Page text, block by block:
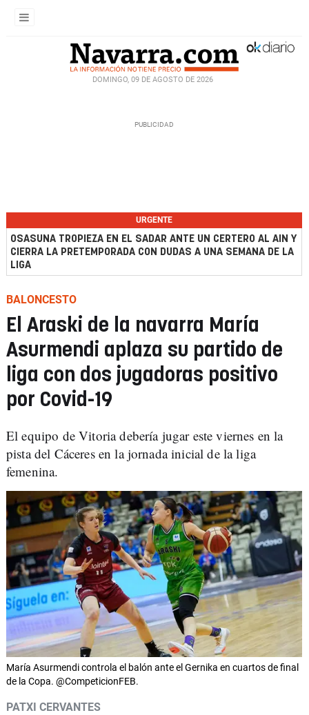
DOMINGO, 09 DE AGOSTO DE 2026
URGENTE
OSASUNA TROPIEZA EN EL SADAR ANTE UN CERTERO AL AIN Y
CIERRA LA PRETEMPORADA CON DUDAS A UNA SEMANA DE LA
LIGA
BALONCESTO
El Araski de la navarra María
Asurmendi aplaza su partido de
liga con dos jugadoras positivo
por Covid-19
El equipo de Vitoria debería jugar este viernes en la
pista del Cáceres en la jornada inicial de la liga
femenina.
María Asurmendi controla el balón ante el Gernika en cuartos de final
de la Copa. @CompeticionFEB.
PATXI CERVANTES